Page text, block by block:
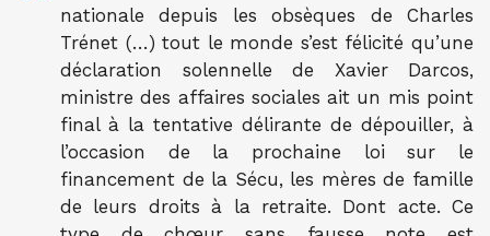
nationale depuis les obsèques de Charles
Trénet (…) tout le monde s’est félicité qu’une
déclaration solennelle de Xavier Darcos,
ministre des affaires sociales ait un mis point
final à la tentative délirante de dépouiller, à
l’occasion de la prochaine loi sur le
financement de la Sécu, les mères de famille
de leurs droits à la retraite. Dont acte. Ce